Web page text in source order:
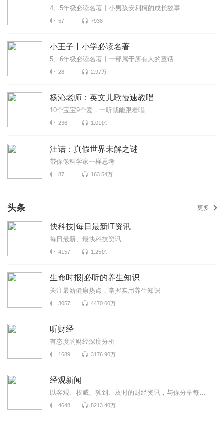
4、5年级必读名著丨小男孩安利柯的成长故事
57 7938
小王子丨小学必读名著
5、6年级必读名著丨一部属于所有人的童话
28 2.97万
杨沁老师：英文儿歌慢速教唱
10个宝宝9个爱，一听就能跟着唱
236 1.01亿
汪诘：真假世界未解之谜
带你像科学家一样思考
87 163.54万
头条 更多
快科技|每日最新IT资讯
每日最新、最快科技资讯
4157 1.25亿
生命时报|必听的养生知识
关注最新健康热点，掌握实用养生知识
3057 4470.60万
听财经
有态度的财经深度分析
1689 3176.90万
经观新闻
以客观、权威、独到、及时的财经资讯，与你分享每个重要时刻！A股每日复盘、大公司财报正在持续更新中！
4648 8213.40万